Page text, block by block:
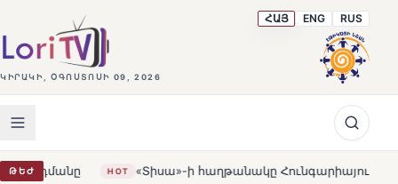
ԿԻՐԱԿԻ, ՕԳՈՍՏՈՍԻ 09, 2026
ՀԱՅ ENG RUS
ԹԵԺ
HOT «Տիսա»-ի հաղթանակը Հունգարիայում․ Օրբանն